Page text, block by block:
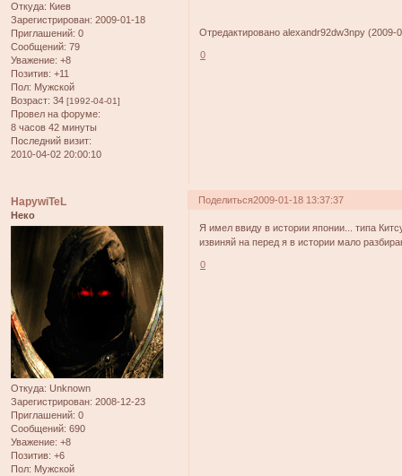
Откуда: Киев
Зарегистрирован: 2009-01-18
Приглашений: 0
Сообщений: 79
Уважение: +8
Позитив: +11
Пол: Мужской
Возраст: 34 [1992-04-01]
Провел на форуме:
8 часов 42 минуты
Последний визит:
2010-04-02 20:00:10
Отредактировано alexandr92dw3npy (2009-
0
Поделиться2009-01-18 13:37:37
HapywiTeL
Неко
Откуда: Unknown
Зарегистрирован: 2008-12-23
Приглашений: 0
Сообщений: 690
Уважение: +8
Позитив: +6
Пол: Мужской
Я имел ввиду в истории японии... типа
извиняй на перед я в истории мало
0